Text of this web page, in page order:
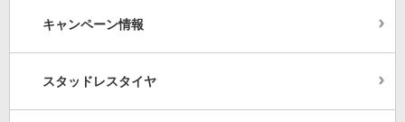
キャンペーン情報
スタッドレスタイヤ